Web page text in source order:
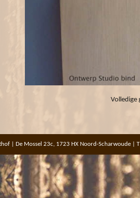
| De Mossel 23c, 1723 HX Noord-Scharwoude |